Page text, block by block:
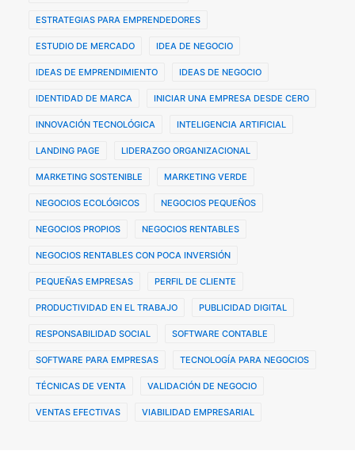
ESTRATEGIAS PARA EMPRENDEDORES
ESTUDIO DE MERCADO IDEA DE NEGOCIO
IDEAS DE EMPRENDIMIENTO IDEAS DE NEGOCIO
IDENTIDAD DE MARCA INICIAR UNA EMPRESA DESDE CERO
INNOVACIÓN TECNOLÓGICA INTELIGENCIA ARTIFICIAL
LANDING PAGE LIDERAZGO ORGANIZACIONAL
MARKETING SOSTENIBLE MARKETING VERDE
NEGOCIOS ECOLÓGICOS NEGOCIOS PEQUEÑOS
NEGOCIOS PROPIOS NEGOCIOS RENTABLES
NEGOCIOS RENTABLES CON POCA INVERSIÓN
PEQUEÑAS EMPRESAS PERFIL DE CLIENTE
PRODUCTIVIDAD EN EL TRABAJO PUBLICIDAD DIGITAL
RESPONSABILIDAD SOCIAL SOFTWARE CONTABLE
SOFTWARE PARA EMPRESAS TECNOLOGÍA PARA NEGOCIOS
TÉCNICAS DE VENTA VALIDACIÓN DE NEGOCIO
VENTAS EFECTIVAS VIABILIDAD EMPRESARIAL